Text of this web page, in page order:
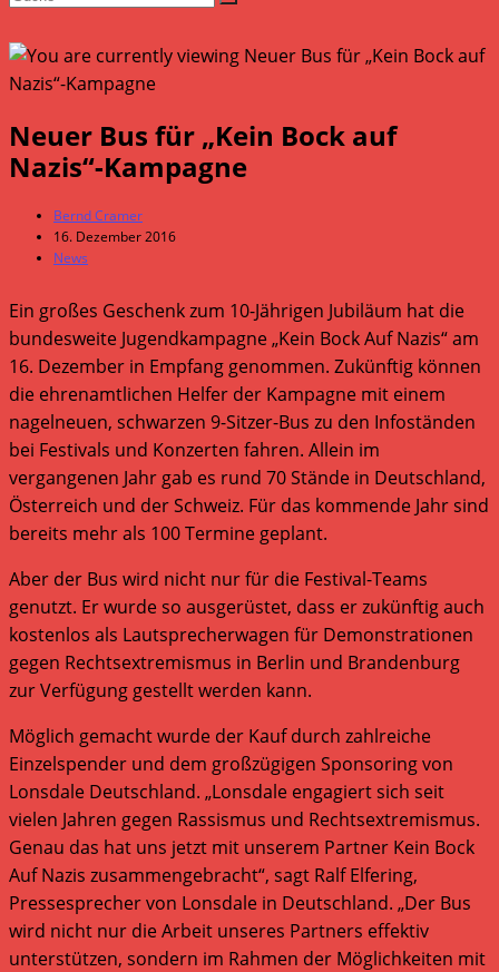
Neuer Bus für „Kein Bock auf
Nazis“-Kampagne
Beitrags-
Autor:
Bernd Cramer
Beitrag
veröffentlicht:
16. Dezember 2016
Beitrags-
News
Ein großes Geschenk zum 10-Jährigen Jubiläum hat die
bundesweite Jugendkampagne „Kein Bock Auf Nazis“ am
16. Dezember in Empfang genommen. Zukünftig können
die ehrenamtlichen Helfer der Kampagne mit einem
nagelneuen, schwarzen 9-Sitzer-Bus zu den Infoständen
bei Festivals und Konzerten fahren. Allein im
vergangenen Jahr gab es rund 70 Stände in Deutschland,
Österreich und der Schweiz. Für das kommende Jahr sind
bereits mehr als 100 Termine geplant.
Aber der Bus wird nicht nur für die Festival-Teams
genutzt. Er wurde so ausgerüstet, dass er zukünftig auch
kostenlos als Lautsprecherwagen für Demonstrationen
gegen Rechtsextremismus in Berlin und Brandenburg
zur Verfügung gestellt werden kann.
Möglich gemacht wurde der Kauf durch zahlreiche
Einzelspender und dem großzügigen Sponsoring von
Lonsdale Deutschland. „Lonsdale engagiert sich seit
vielen Jahren gegen Rassismus und Rechtsextremismus.
Genau das hat uns jetzt mit unserem Partner Kein Bock
Auf Nazis zusammengebracht“, sagt Ralf Elfering,
Pressesprecher von Lonsdale in Deutschland. „Der Bus
wird nicht nur die Arbeit unseres Partners effektiv
unterstützen, sondern im Rahmen der Möglichkeiten mit